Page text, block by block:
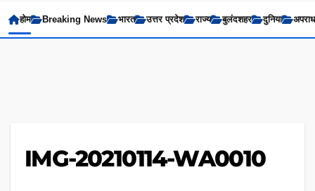
होम Breaking News भारत उत्तर प्रदेश राज्य बुलंदशहर दुनिया अपराध
IMG-20210114-WA0010